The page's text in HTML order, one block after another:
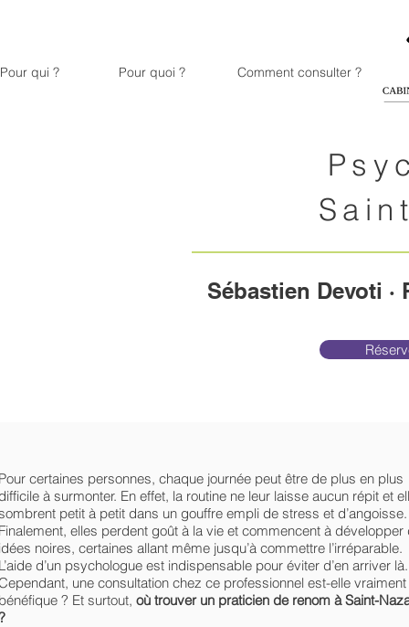
Pour qui ? Pour quoi ? Comment consulter ?
Sébastien Devoti ·
certaines personnes, chaque journée peut être de plus en plus
à surmonter. En effet, la routine ne leur laisse aucun répit et
petit à petit dans un gouffre empli de stress et d’angoisse.
elles perdent goût à la vie et commencent à développer
noires, certaines allant même jusqu’à commettre l’irréparable.
d’un psychologue est indispensable pour éviter d’en arriver là.
une consultation chez ce professionnel est-elle vraiment
? Et surtout, où trouver un praticien de renom à Saint-